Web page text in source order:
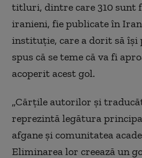
titluri, dintre care 310 sunt
iranieni, fie publicate în
instituţie, care a dorit să îşi
spus că se teme că va fi
acoperit acest gol.
„Cărţile autorilor şi
reprezintă legătura
afgane şi comunitatea
Eliminarea lor creează un